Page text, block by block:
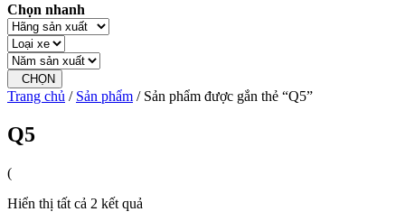
Chọn nhanh
CHỌN
Trang chủ / Sản phẩm / Sản phẩm được gắn thẻ “Q5”
Q5
(
Hiển thị tất cả 2 kết quả